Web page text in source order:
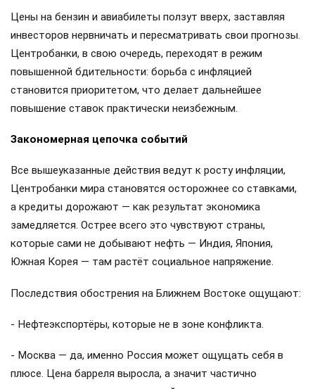
Цены на бензин и авиабилеты ползут вверх, заставляя
инвесторов нервничать и пересматривать свои прогнозы.
Центробанки, в свою очередь, переходят в режим
повышенной бдительности: борьба с инфляцией
становится приоритетом, что делает дальнейшее
повышение ставок практически неизбежным.
Закономерная цепочка событий
Все вышеуказанные действия ведут к росту инфляции,
Центробанки мира становятся осторожнее со ставками,
а кредиты дорожают — как результат экономика
замедляется. Острее всего это чувствуют страны,
которые сами не добывают нефть — Индия, Япония,
Южная Корея — там растёт социальное напряжение.
Последствия обострения на Ближнем Востоке ощущают:
- Нефтеэкспортёры, которые не в зоне конфликта.
- Москва — да, именно Россия может ощущать себя в
плюсе. Цена барреля выросла, а значит частично